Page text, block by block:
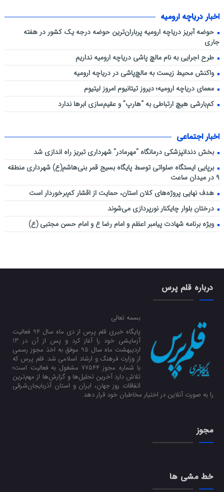
اخبار دریاچه ارومیه
حوضه آبریز دریاچه ارومیه پرباران‌ترین حوضه‌ درجه یک کشور در هفته
جاری
طرح اجرایی به نام مالچ پاشی دریاچه ارومیه نداریم
واکنش محیط زیست به مالچ‌پاشی در دریاچه ارومیه
معمای دریاچه ارومیه؛ دیروز تیتانیوم امروز لیتیوم
کم‌بارشی هیچ ارتباطی به “هارپ” و عقیم‌سازی ابرها ندارد
اخبار اجتماعی
بخش دندانپزشکی درمانگاه "مهرمادر" شهرداری تبریز راه اندازی شد
برپایی ایستگاه صلواتی توسط پایگاه بسیج قمر بنی‌هاشم(ع) شهرداری منطقه
۹ در میدان ساعت
هدف نهایی پروژه‌های کلان استان، حمایت از اقشار کم‌برخوردار است
درختان بلوار چایکنار نورپردازی می‌شوند
ویژه برنامه شهادت پیامبر اعظم و امام رضا ع و امام حسن مجتبی (ع)
درباره قلم پرس
بسمه تعالی
پایگاه خبری قلم پرس از دی ماه سال 94 فعالیت
آزمایشی خود را آغاز کرد و پس از آن در 13
اردیبهشت ماه سال 95 موفق به اخذ مجوز رسمی
از وزارت فرهنگ و ارشاد اسلامی شد. قلم پرس که
با شماره مجوز 77544 مشغول به فعالیت است؛
تلاش دارد آخرین تحلیل‌ها و گزارش‌ها از مهم‌ترین
اتفاقات روز جهان، ایران و استان آذربایجان‌شرقی
را به صورت آنلاین در اختیار مخاطبان خود قرار دهد.
مجوز
خط مشی ها